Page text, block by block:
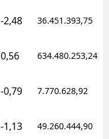
-2,48 36.451.393,75
0,56 634.480.253,24
-0,79 7.770.628,92
-1,13 49.260.444,90